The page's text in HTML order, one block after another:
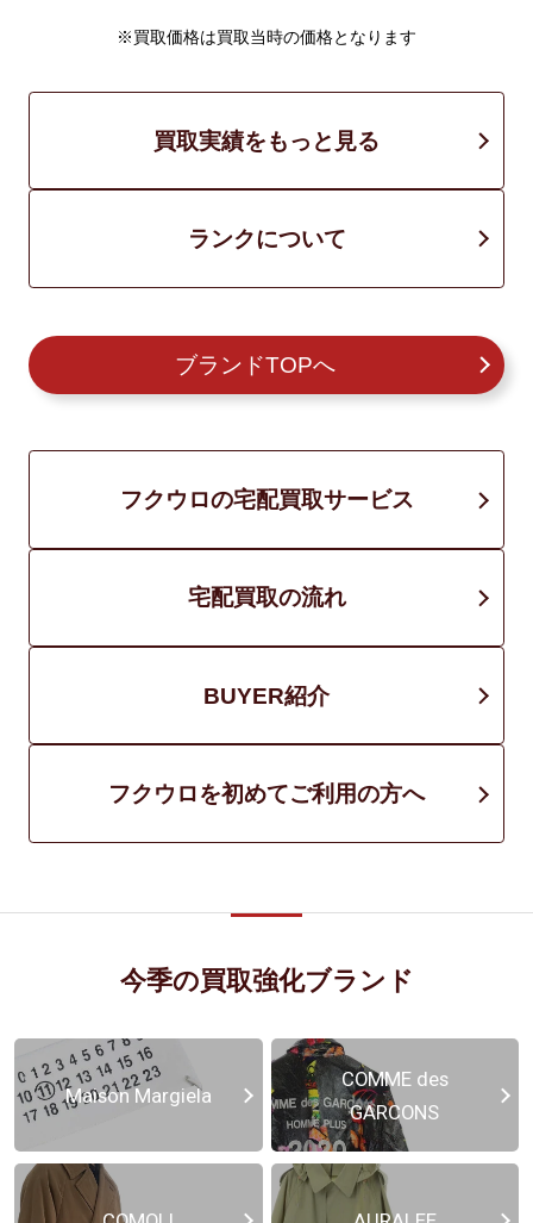
※買取価格は買取当時の価格となります
買取実績をもっと見る
ランクについて
ブランドTOPへ
フクウロの宅配買取サービス
宅配買取の流れ
BUYER紹介
フクウロを初めてご利用の方へ
今季の買取強化ブランド
Maison Margiela
COMME des
GARCONS